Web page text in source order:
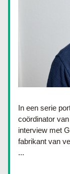
In een serie
coördinator
interview met
fabrikant van
...